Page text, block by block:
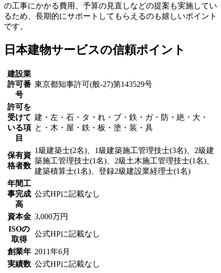
の工事にかかる費用、予算の見直しなどの提案も実施してい
るため、長期的にサポートしてもらえるのも嬉しいポイント
です。
日本建物サービスの信頼ポイント
建設業
許可番
号
東京都知事許可(般-27)第143529号
許可を
受けて
いる項
目
建・左・石・タ・れ・ブ・鉄・ガ・防・絶・大・
と・木・屋・鉄・板・塗・装・具
保有資
格者数
1級建築士(2名)、1級建築施工管理技士(3名)、2級建
築施工管理技士(1名)、2級土木施工管理技士(1名)、
建築積算士(1名)、登録2級建設業経理士(1名)
年間工
事完成
高
公式HPに記載なし
資本金 3,000万円
ISOの
取得
公式HPに記載なし
創業年 2011年6月
実績数 公式HPに記載なし